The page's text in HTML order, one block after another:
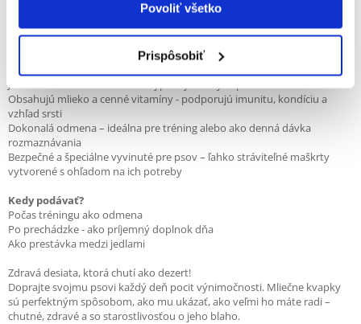
Povoliť všetko
Prispôsobiť
chutné biele guličky, ktoré si váš maznáčik zamiluje od prvého
chrumkania. Nie je to len desiata - je to denná dávka radosti a zdravia v
malej, mliečnej forme.
Prečo to stojí za to?
Jemná mliečna chuť – ideálna aj pre vyberavých psov
Obsahujú mlieko a cenné vitamíny - podporujú imunitu, kondíciu a
vzhľad srsti
Dokonalá odmena – ideálna pre tréning alebo ako denná dávka
rozmaznávania
Bezpečné a špeciálne vyvinuté pre psov – ľahko stráviteľné maškrty
vytvorené s ohľadom na ich potreby
Kedy podávať?
Počas tréningu ako odmena
Po prechádzke - ako príjemný doplnok dňa
Ako prestávka medzi jedlami
Zdravá desiata, ktorá chutí ako dezert!
Doprajte svojmu psovi každý deň pocit výnimočnosti. Mliečne kvapky
sú perfektným spôsobom, ako mu ukázať, ako veľmi ho máte radi –
chutné, zdravé a so starostlivosťou o jeho blaho.